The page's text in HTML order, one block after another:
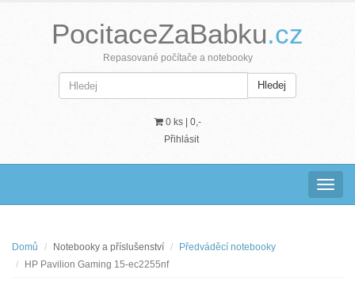
PocitaceZaBabku.cz
Repasované počítače a notebooky
Hledej
0 ks | 0,-
Přihlásit
Domů Notebooky a příslušenství
Předváděcí notebooky
HP Pavilion Gaming 15-ec2255nf